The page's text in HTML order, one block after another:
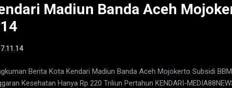
Madiun Banda Aceh
7.11.14
Berita Kota Kendari Madiun Banda Aceh Mojokerto Subsidi
Kesehatan Hanya Rp 220 Triliun Pertahun KENDARI-